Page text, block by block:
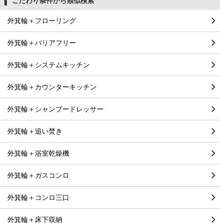
外箕輪＋フローリング
外箕輪＋バリアフリー
外箕輪＋システムキッチン
外箕輪＋カウンターキッチン
外箕輪＋シャンプードレッサー
外箕輪＋追い焚き
外箕輪＋浴室乾燥機
外箕輪＋ガスコンロ
外箕輪＋コンロ三口
外箕輪＋床下収納